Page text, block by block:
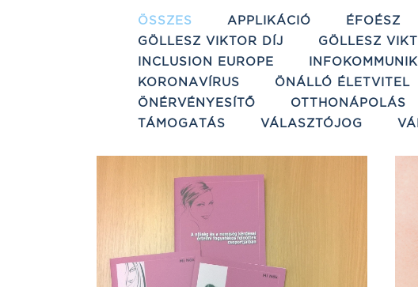
ÖSSZES APPLIKÁCIÓ ÉFOÉSZ
GÖLLESZ VIKTOR DÍJ
GÖLLESZ
INCLUSION EUROPE
KORONAVÍRUS
ÖNÁLLÓ ÉLETVITEL
ÖNÉRVÉNYESÍTŐ
OTTHONÁPOLÁS
TÁMOGATÁS
VÁLASZTÓJOG